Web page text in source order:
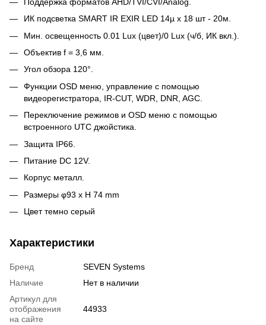
ИК подсветка SMART IR EXIR LED 14µ x 18 шт - 20м.
Мин. освещенность 0.01 Lux (цвет)/0 Lux (ч/б, ИК вкл.).
Объектив f = 3,6 мм.
Угол обзора 120°.
Функции OSD меню, управление с помощью
видеорегистратора, IR-CUT, WDR, DNR, AGC.
Переключение режимов и OSD меню с помощью
встроенного UTC джойстика.
Защита IP66.
Питание DC 12V.
Корпус металл.
Размеры φ93 x H 74 mm
Цвет темно серый
Характеристики
Бренд
SEVEN Systems
Наличие
Нет в наличии
Артикул для
отображения
на сайте
44933